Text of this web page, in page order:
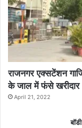
राजनगर एक्सटेंशन
के जाल में फंसे खरीदार
April 21, 2022